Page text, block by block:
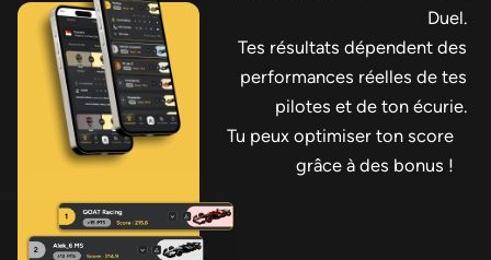
Duel.
Tes résultats dépendent des
performances réelles de tes
pilotes et de ton écurie.
Tu peux optimiser ton score
grâce à des bonus !